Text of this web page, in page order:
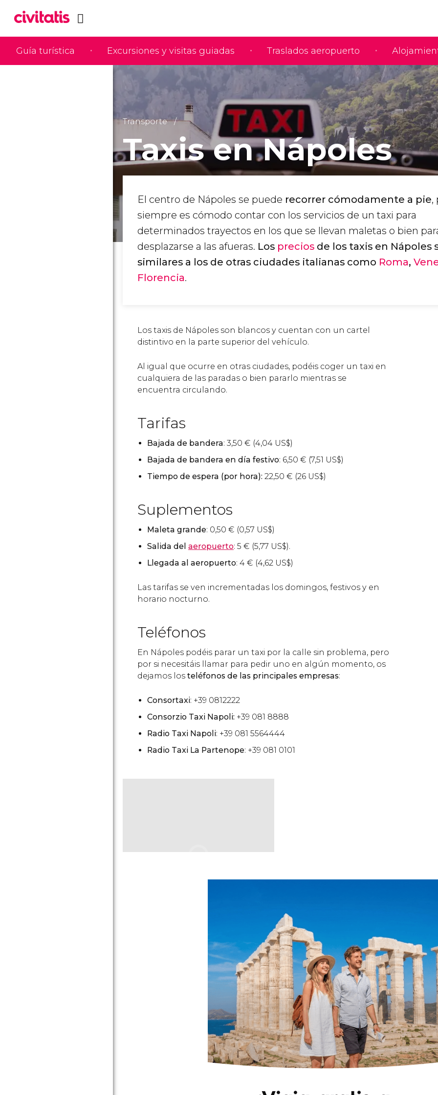
Guía turística Excursiones y visitas guiadas Traslados aeropuerto
Transporte
Taxis en Nápoles
El centro de Nápoles se puede recorrer cómodamente a pie,
siempre es cómodo contar con los servicios de un taxi para
determinados trayectos en los que se llevan maletas o bien
desplazarse a las afueras. Los precios de los taxis en Nápoles
similares a los de otras ciudades italianas como Roma,
Florencia.
Los taxis de Nápoles son blancos y cuentan con un cartel
distintivo en la parte superior del vehículo.
Al igual que ocurre en otras ciudades, podéis coger un taxi en
cualquiera de las paradas o bien pararlo mientras se
encuentra circulando.
Tarifas
Bajada de bandera: 3,50 € (4,04 US$)
Bajada de bandera en día festivo: 6,50 € (7,51 US$)
Tiempo de espera (por hora): 22,50 € (26 US$)
Suplementos
Maleta grande: 0,50 € (0,57 US$)
Salida del aeropuerto: 5 € (5,77 US$).
Llegada al aeropuerto: 4 € (4,62 US$)
Las tarifas se ven incrementadas los domingos, festivos y en
horario nocturno.
Teléfonos
En Nápoles podéis parar un taxi por la calle sin problema, pero
por si necesitáis llamar para pedir uno en algún momento, os
dejamos los teléfonos de las principales empresas:
Consortaxi: +39 0812222
Consorzio Taxi Napoli: +39 081 8888
Radio Taxi Napoli: +39 081 5564444
Radio Taxi La Partenope: +39 081 0101